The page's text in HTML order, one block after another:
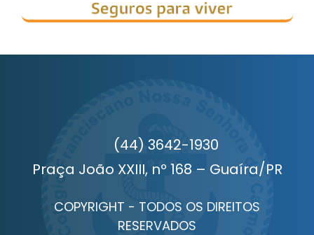
(44) 3642-1930
Praça João XXIII, nº 168 – Guaíra/PR
COPYRIGHT - TODOS OS DIREITOS
RESERVADOS